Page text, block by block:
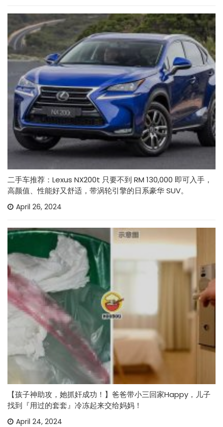
二手车推荐：Lexus NX200t 只要不到 RM 130,000 即可入手，
高颜值、性能好又舒适，带涡轮引擎的日系豪华 SUV。
April 26, 2024
【孩子神助攻，她抓奸成功！】爸爸带小三回家Happy，儿子
找到『用过的套套』冷冻起来交给妈妈！
April 24, 2024